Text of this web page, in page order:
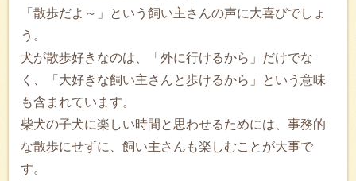
「散歩だよ～」という飼い主さんの声に大喜びでしょ
う。
犬が散歩好きなのは、「外に行けるから」だけでな
く、「大好きな飼い主さんと歩けるから」という意味
も含まれています。
柴犬の子犬に楽しい時間と思わせるためには、事務的
な散歩にせずに、飼い主さんも楽しむことが大事で
す。